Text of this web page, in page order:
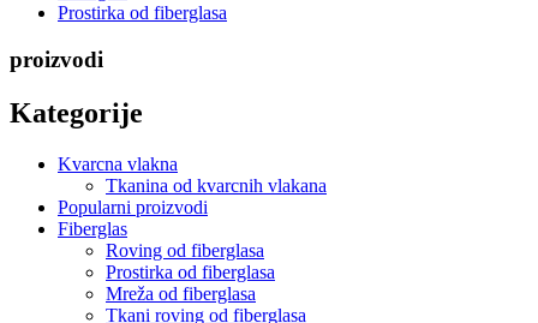
Prostirka od fiberglasa
proizvodi
Kategorije
Kvarcna vlakna
Tkanina od kvarcnih vlakana
Popularni proizvodi
Fiberglas
Roving od fiberglasa
Prostirka od fiberglasa
Mreža od fiberglasa
Tkani roving od fiberglasa